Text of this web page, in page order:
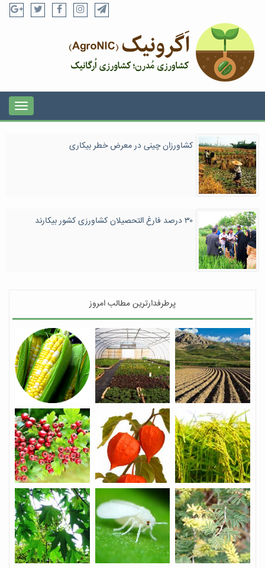
کشاورزان چینی در معرض خطر بیکاری
۳۰ درصد فارغ التحصیلان کشاورزی کشور بیکارند
پرطرفدارترین مطالب امروز